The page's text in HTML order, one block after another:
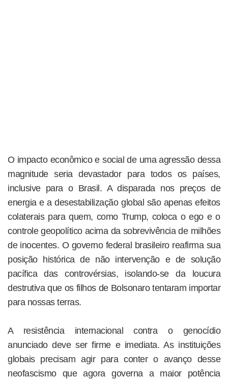
O impacto econômico e social de uma agressão dessa
magnitude seria devastador para todos os países,
inclusive para o Brasil. A disparada nos preços de
energia e a desestabilização global são apenas efeitos
colaterais para quem, como Trump, coloca o ego e o
controle geopolítico acima da sobrevivência de milhões
de inocentes. O governo federal brasileiro reafirma sua
posição histórica de não intervenção e de solução
pacífica das controvérsias, isolando-se da loucura
destrutiva que os filhos de Bolsonaro tentaram importar
para nossas terras.
A resistência internacional contra o genocídio
anunciado deve ser firme e imediata. As instituições
globais precisam agir para conter o avanço desse
neofascismo que agora governa a maior potência